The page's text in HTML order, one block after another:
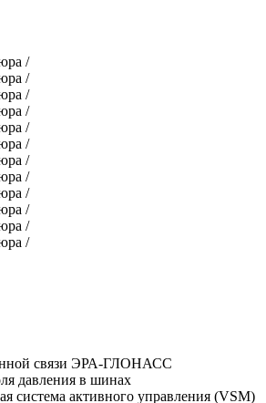
связи ЭРА-ГЛОНАСС
давления в шинах
система активного управления (VSM)